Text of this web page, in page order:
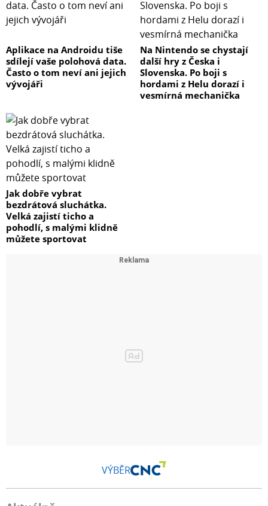
Aplikace na Androidu tiše
sdílejí vaše polohová data.
Často o tom neví ani jejich
vývojáři
Na Nintendo se chystají
další hry z Česka i
Slovenska. Po boji s
hordami z Helu dorazí i
vesmírná mechanička
Jak dobře vybrat
bezdrátová sluchátka.
Velká zajistí ticho a
pohodlí, s malými klidně
můžete sportovat
VÝBĚR